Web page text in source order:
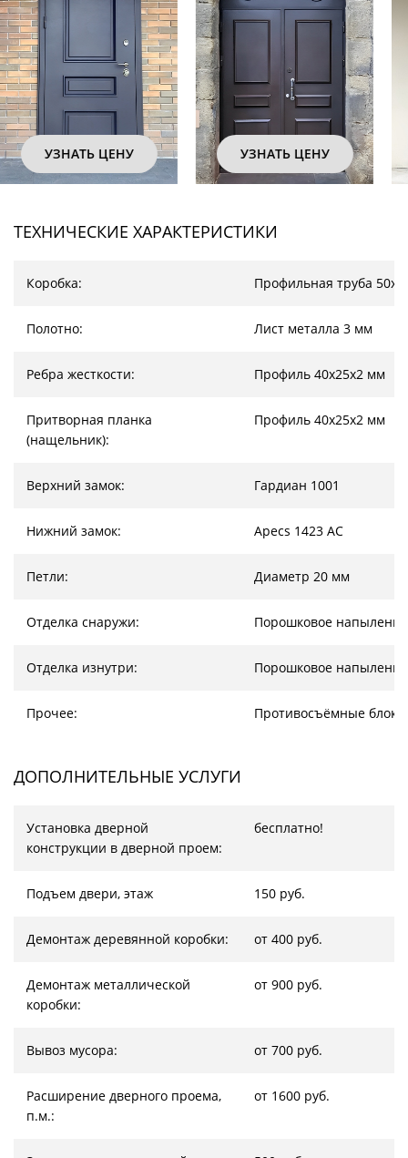
УЗНАТЬ ЦЕНУ УЗНАТЬ ЦЕНУ
ТЕХНИЧЕСКИЕ ХАРАКТЕРИСТИКИ
Коробка: Профильная труба
Полотно: Лист металла 3 мм
Ребра жесткости: Профиль 40х25х2 мм
Притворная планка
(нащельник):
Профиль 40х25х2 мм
Верхний замок: Гардиан 1001
Нижний замок: Apecs 1423 AC
Петли: Диаметр 20 мм
Отделка снаружи: Порошковое напыление
Отделка изнутри: Порошковое напыление
Прочее: Противосъёмные
ДОПОЛНИТЕЛЬНЫЕ УСЛУГИ
Установка дверной
конструкции в дверной проем:
бесплатно!
Подъем двери, этаж 150 руб.
Демонтаж деревянной коробки: от 400 руб.
Демонтаж металлической
коробки:
от 900 руб.
Вывоз мусора: от 700 руб.
Расширение дверного проема,
п.м.:
от 1600 руб.